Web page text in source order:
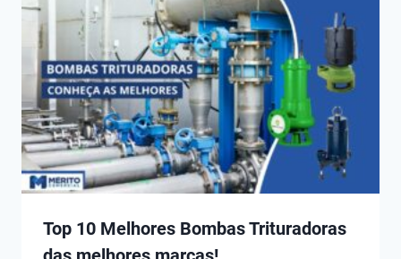
Top 10 Melhores Bombas Trituradoras